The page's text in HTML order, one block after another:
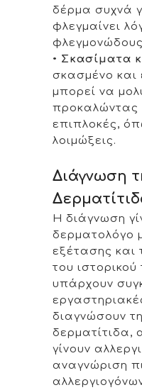
δέρμα συχνά
φλεγμαίνει
• Σκασίματα
σκασμένο και
μπορεί να
προκαλώντας
επιπλοκές,
λοιμώξεις.
Διάγνωση
Η διάγνωση
δερματολόγο
εξέτασης και
του
υπάρχουν
διαγνώσουν
δερματίτιδα,
γίνουν
αναγνώριση